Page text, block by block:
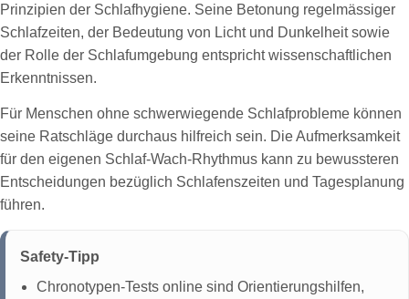
Prinzipien der Schlafhygiene. Seine Betonung regelmässiger
Schlafzeiten, der Bedeutung von Licht und Dunkelheit sowie
der Rolle der Schlafumgebung entspricht wissenschaftlichen
Erkenntnissen.
Für Menschen ohne schwerwiegende Schlafprobleme können
seine Ratschläge durchaus hilfreich sein. Die Aufmerksamkeit
für den eigenen Schlaf-Wach-Rhythmus kann zu bewussteren
Entscheidungen bezüglich Schlafenszeiten und Tagesplanung
führen.
Safety-Tipp
Chronotypen-Tests online sind Orientierungshilfen,